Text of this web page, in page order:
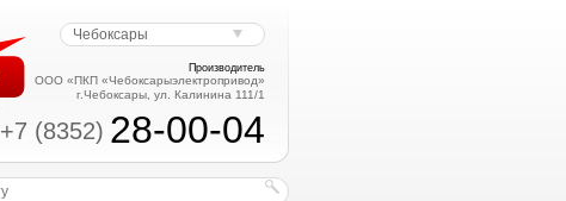
Чебоксары
Производитель
ООО «ПКП «Чебоксарыэлектропривод»
г.Чебоксары, ул. Калинина 111/1
+7 (8352) 28-00-04